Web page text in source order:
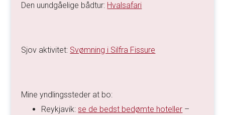
Den uundgåelige bådtur: Hvalsafari
Sjov aktivitet: Svømning i Silfra Fissure
Mine yndlingssteder at bo:
Reykjavik:se de bedst bedømte hoteller –